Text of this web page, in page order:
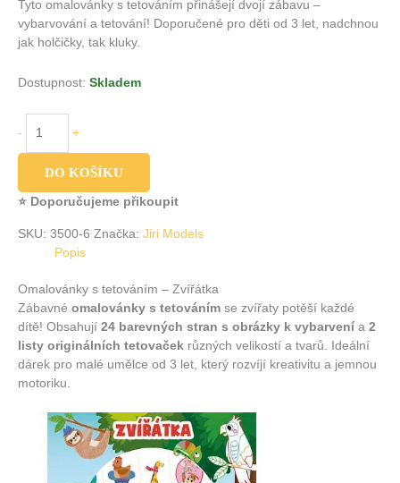
Tyto omalovánky s tetováním přinášejí dvojí zábavu –
vybarvování a tetování! Doporučené pro děti od 3 let, nadchnou
jak holčičky, tak kluky.
Dostupnost: Skladem
- +
DO KOŠÍKU
⭐ Doporučujeme přikoupit
SKU: 3500-6 Značka: Jiri Models
Popis
Omalovánky s tetováním – Zvířátka
Zábavné omalovánky s tetováním se zvířaty potěší každé
dítě! Obsahují 24 barevných stran s obrázky k vybarvení a 2
listy originálních tetovaček různých velikostí a tvarů. Ideální
dárek pro malé umělce od 3 let, který rozvíjí kreativitu a jemnou
motoriku.